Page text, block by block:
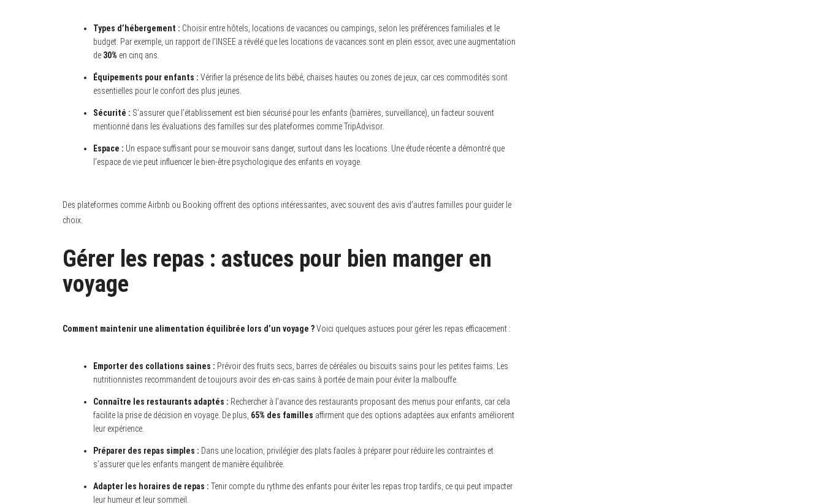
Types d’hébergement : Choisir entre hôtels, locations de vacances ou campings, selon les préférences familiales et le
budget. Par exemple, un rapport de l’INSEE a révélé que les locations de vacances sont en plein essor, avec une augmentation
de 30% en cinq ans.
Équipements pour enfants : Vérifier la présence de lits bébé, chaises hautes ou zones de jeux, car ces commodités sont
essentielles pour le confort des plus jeunes.
Sécurité : S’assurer que l’établissement est bien sécurisé pour les enfants (barrières, surveillance), un facteur souvent
mentionné dans les évaluations des familles sur des plateformes comme TripAdvisor.
Espace : Un espace suffisant pour se mouvoir sans danger, surtout dans les locations. Une étude récente a démontré que
l’espace de vie peut influencer le bien-être psychologique des enfants en voyage.
Des plateformes comme Airbnb ou Booking offrent des options intéressantes, avec souvent des avis d’autres familles pour guider le
choix.
Gérer les repas : astuces pour bien manger en
voyage
Comment maintenir une alimentation équilibrée lors d’un voyage ?Voici quelques astuces pour gérer les repas efficacement :
Emporter des collations saines : Prévoir des fruits secs, barres de céréales ou biscuits sains pour les petites faims. Les
nutritionnistes recommandent de toujours avoir des en-cas sains à portée de main pour éviter la malbouffe.
Connaître les restaurants adaptés : Rechercher à l’avance des restaurants proposant des menus pour enfants, car cela
facilite la prise de décision en voyage. De plus, 65% des familles affirment que des options adaptées aux enfants améliorent
leur expérience.
Préparer des repas simples : Dans une location, privilégier des plats faciles à préparer pour réduire les contraintes et
s’assurer que les enfants mangent de manière équilibrée.
Adapter les horaires de repas : Tenir compte du rythme des enfants pour éviter les repas trop tardifs, ce qui peut impacter
leur humeur et leur sommeil.